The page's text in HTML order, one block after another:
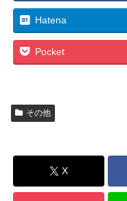
Hatena
Pocket
その他
X